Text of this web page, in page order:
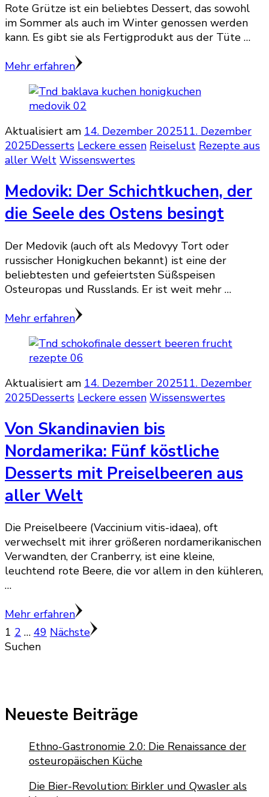
Rote Grütze ist ein beliebtes Dessert, das sowohl
im Sommer als auch im Winter genossen werden
kann. Es gibt sie als Fertigprodukt aus der Tüte …
Mehr erfahren
Aktualisiert am 14. Dezember 202511. Dezember
2025Desserts Leckere essen Reiselust Rezepte aus
aller Welt Wissenswertes
Medovik: Der Schichtkuchen, der
die Seele des Ostens besingt
Der Medovik (auch oft als Medovyy Tort oder
russischer Honigkuchen bekannt) ist eine der
beliebtesten und gefeiertsten Süßspeisen
Osteuropas und Russlands. Er ist weit mehr …
Mehr erfahren
Aktualisiert am 14. Dezember 202511. Dezember
2025Desserts Leckere essen Wissenswertes
Von Skandinavien bis
Nordamerika: Fünf köstliche
Desserts mit Preiselbeeren aus
aller Welt
Die Preiselbeere (Vaccinium vitis-idaea), oft
verwechselt mit ihrer größeren nordamerikanischen
Verwandten, der Cranberry, ist eine kleine,
leuchtend rote Beere, die vor allem in den kühleren,
…
Mehr erfahren
Seitennummerierung
der
Seite
1 Seite
2 … Seite
49 Nächste
Suchen
Neueste Beiträge
Ethno-Gastronomie 2.0: Die Renaissance der
osteuropäischen Küche
Die Bier-Revolution: Birkler und Qwasler als